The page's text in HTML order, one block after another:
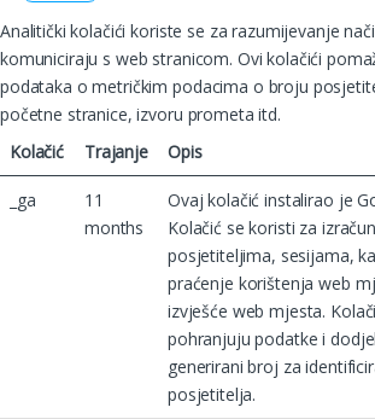
Analitički kolačići koriste se za razumijevanje
komuniciraju s web stranicom. Ovi kolačići
podataka o metričkim podacima o broju
početne stranice, izvoru prometa itd.
Kolačić
Trajanje Opis
_ga
11
months
Ovaj kolačić instalirao je
Kolačić se koristi za
posjetiteljima, sesijama,
praćenje korištenja web
izvješće web mjesta.
pohranjuju podatke i
generirani broj za
posjetitelja.